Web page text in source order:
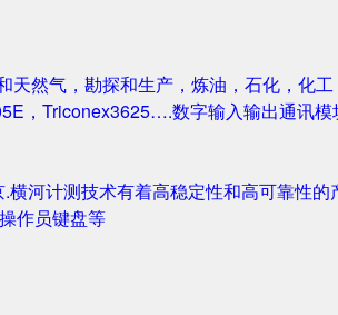
然气，勘探和生产，炼油，石化，化
，Triconex3625….数字输入输出通讯模
河计测技术有着高稳定性和高可靠性
作员键盘等